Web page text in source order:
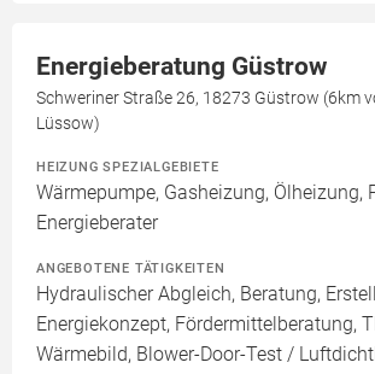
Energieberatung Güstrow
Schweriner Straße 26, 18273 Güstrow (6km
Lüssow)
HEIZUNG SPEZIALGEBIETE
Wärmepumpe, Gasheizung, Ölheizung,
Energieberater
ANGEBOTENE TÄTIGKEITEN
Hydraulischer Abgleich, Beratung,
Energiekonzept, Fördermittelberatung,
Wärmebild, Blower-Door-Test /